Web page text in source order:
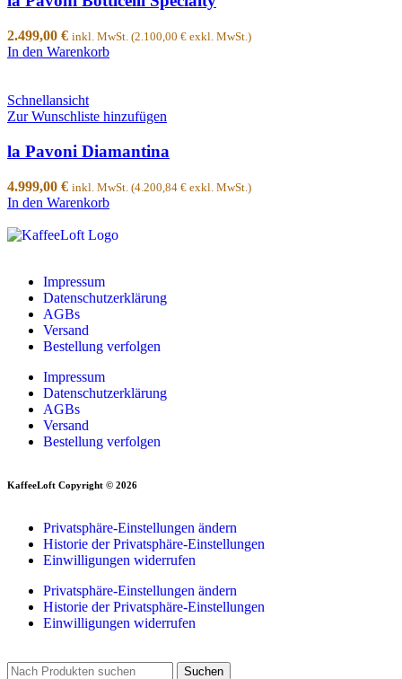
2.499,00 € inkl. MwSt. (2.100,00 € exkl. MwSt.)
In den Warenkorb
Schnellansicht
Zur Wunschliste hinzufügen
la Pavoni Diamantina
4.999,00 € inkl. MwSt. (4.200,84 € exkl. MwSt.)
In den Warenkorb
Impressum
Datenschutzerklärung
AGBs
Versand
Bestellung verfolgen
Impressum
Datenschutzerklärung
AGBs
Versand
Bestellung verfolgen
KaffeeLoft Copyright © 2026
Privatsphäre-Einstellungen ändern
Historie der Privatsphäre-Einstellungen
Einwilligungen widerrufen
Privatsphäre-Einstellungen ändern
Historie der Privatsphäre-Einstellungen
Einwilligungen widerrufen
Suchen